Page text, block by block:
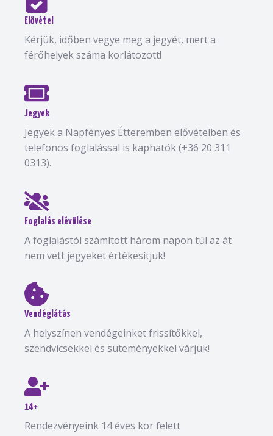
Elővétel
Kérjük, időben vegye meg a jegyét, mert a
férőhelyek száma korlátozott!
Jegyek
Jegyek a Napfényes Étteremben elővételben és
telefonos foglalással is kaphatók (+36 20 311
0313).
Foglalás elévülése
A foglalástól számított három napon túl az át
nem vett jegyeket értékesítjük!
Vendéglátás
A helyszínen vendégeinket frissítőkkel,
szendvicsekkel és süteményekkel várjuk!
14+
Rendezvényeink 14 éves kor felett